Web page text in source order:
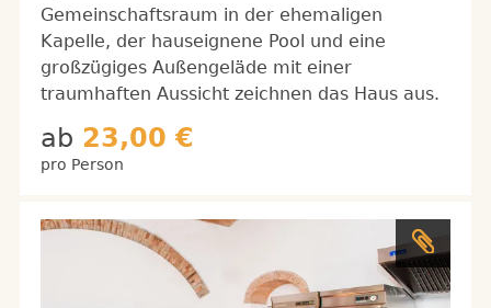
Gemeinschaftsraum in der ehemaligen
Kapelle, der hauseignene Pool und eine
großzügiges Außengeläde mit einer
traumhaften Aussicht zeichnen das Haus aus.
ab 23,00 €
pro Person